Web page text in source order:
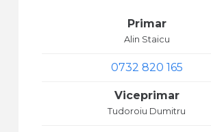
Primar
Alin Staicu
0732 820 165
Viceprimar
Tudoroiu Dumitru